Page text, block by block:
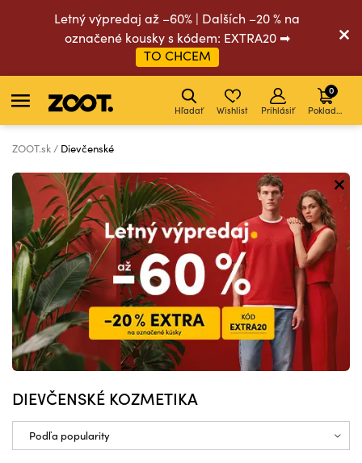
Letný výpredaj až –60% | Dalších –20 % na
označené kousky s kódem: EXTRA20 ➡
TO CHCEM
Hľadať Wishlist Prihlásiť Pokladňa
0
ZOOT.sk Dievčenské
DIEVČENSKÉ KOZMETIKA